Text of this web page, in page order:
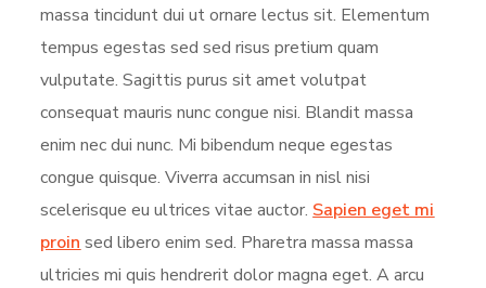
massa tincidunt dui ut ornare lectus sit. Elementum
tempus egestas sed sed risus pretium quam
vulputate. Sagittis purus sit amet volutpat
consequat mauris nunc congue nisi. Blandit massa
enim nec dui nunc. Mi bibendum neque egestas
congue quisque. Viverra accumsan in nisl nisi
scelerisque eu ultrices vitae auctor. Sapien eget mi
proin sed libero enim sed. Pharetra massa massa
ultricies mi quis hendrerit dolor magna eget. A arcu